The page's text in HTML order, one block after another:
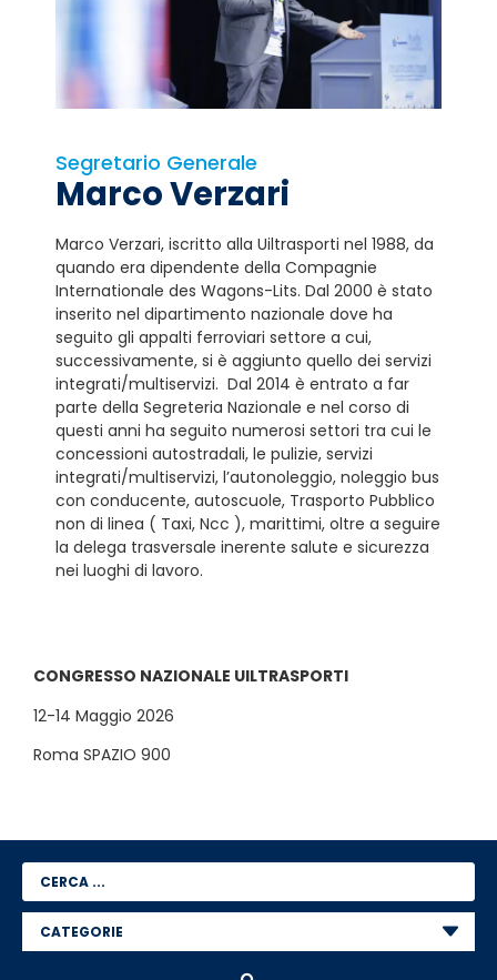
Segretario Generale
Marco Verzari
Marco Verzari, iscritto alla Uiltrasporti nel 1988, da
quando era dipendente della Compagnie
Internationale des Wagons-Lits. Dal 2000 è stato
inserito nel dipartimento nazionale dove ha
seguito gli appalti ferroviari settore a cui,
successivamente, si è aggiunto quello dei servizi
integrati/multiservizi. Dal 2014 è entrato a far
parte della Segreteria Nazionale e nel corso di
questi anni ha seguito numerosi settori tra cui le
concessioni autostradali, le pulizie, servizi
integrati/multiservizi, l’autonoleggio, noleggio bus
con conducente, autoscuole, Trasporto Pubblico
non di linea ( Taxi, Ncc ), marittimi, oltre a seguire
la delega trasversale inerente salute e sicurezza
nei luoghi di lavoro.
CONGRESSO NAZIONALE UILTRASPORTI
12-14 Maggio 2026
Roma SPAZIO 900